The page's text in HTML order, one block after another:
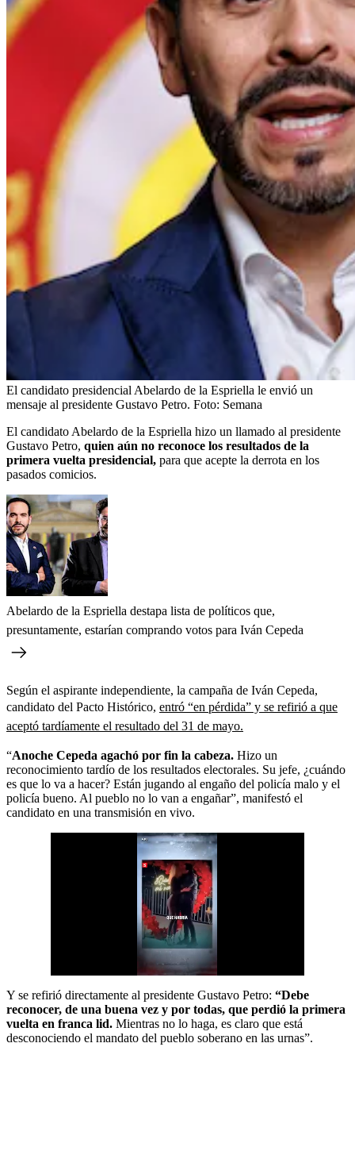
El candidato presidencial Abelardo de la Espriella le envió un
mensaje al presidente Gustavo Petro. Foto: Semana
El candidato Abelardo de la Espriella hizo un llamado al presidente
Gustavo Petro, quien aún no reconoce los resultados de la
primera vuelta presidencial, para que acepte la derrota en los
pasados comicios.
Abelardo de la Espriella destapa lista de políticos que,
presuntamente, estarían comprando votos para Iván Cepeda
Según el aspirante independiente, la campaña de Iván Cepeda,
candidato del Pacto Histórico, entró “en pérdida” y se refirió a que
aceptó tardíamente el resultado del 31 de mayo.
“Anoche Cepeda agachó por fin la cabeza. Hizo un
reconocimiento tardío de los resultados electorales. Su jefe, ¿cuándo
es que lo va a hacer? Están jugando al engaño del policía malo y el
policía bueno. Al pueblo no lo van a engañar”, manifestó el
candidato en una transmisión en vivo.
Y se refirió directamente al presidente Gustavo Petro: “Debe
reconocer, de una buena vez y por todas, que perdió la primera
vuelta en franca lid. Mientras no lo haga, es claro que está
desconociendo el mandato del pueblo soberano en las urnas”.